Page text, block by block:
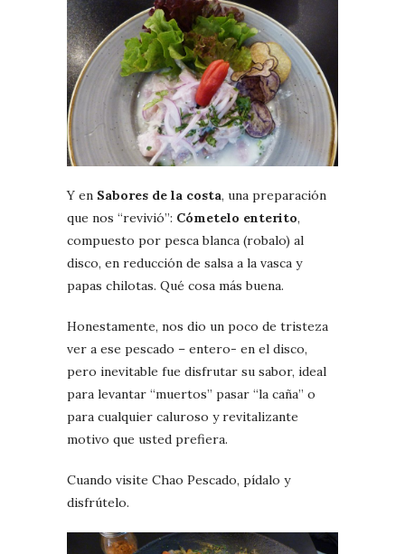
Y en Sabores de la costa, una preparación
que nos “revivió”: Cómetelo enterito,
compuesto por pesca blanca (robalo) al
disco, en reducción de salsa a la vasca y
papas chilotas. Qué cosa más buena.
Honestamente, nos dio un poco de tristeza
ver a ese pescado – entero- en el disco,
pero inevitable fue disfrutar su sabor, ideal
para levantar “muertos” pasar “la caña” o
para cualquier caluroso y revitalizante
motivo que usted prefiera.
Cuando visite Chao Pescado, pídalo y
disfrútelo.